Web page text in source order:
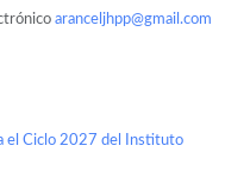
aranceljhpp@gmail.com
el Ciclo 2027 del Instituto